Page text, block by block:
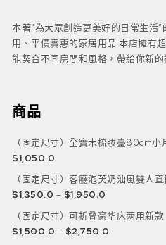
本著“為大眾創造更美好的日常生活
用、平價實惠的家居用品 本店擁有
能契合不同房間和風格，帶給你新
商品
（固定尺寸）全實木梳妝臺80cm小
$1,050.0
（固定尺寸）客廳泡芙奶油風雙人
$1,350.0 – $1,950.0
（固定尺寸）可折叠豪华床两用新款
$1,500.0 – $2,750.0